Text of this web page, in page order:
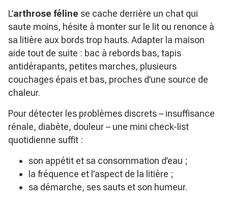
L’arthrose féline se cache derrière un chat qui
saute moins, hésite à monter sur le lit ou renonce à
sa litière aux bords trop hauts. Adapter la maison
aide tout de suite : bac à rebords bas, tapis
antidérapants, petites marches, plusieurs
couchages épais et bas, proches d’une source de
chaleur.
Pour détecter les problèmes discrets – insuffisance
rénale, diabète, douleur – une mini check-list
quotidienne suffit :
son appétit et sa consommation d’eau ;
la fréquence et l’aspect de la litière ;
sa démarche, ses sauts et son humeur.